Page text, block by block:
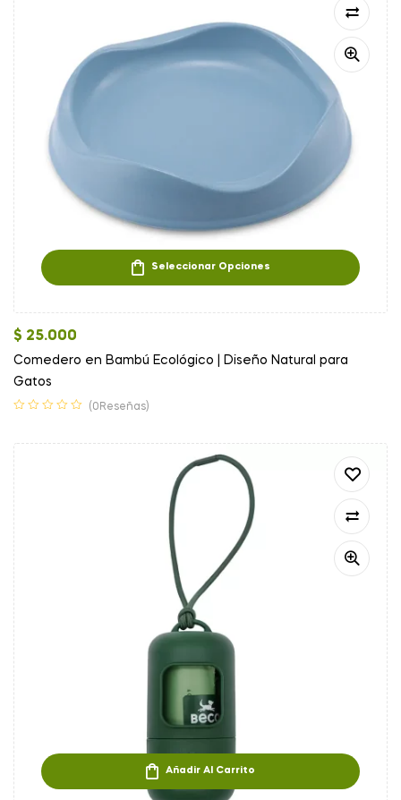
Seleccionar Opciones
$ 25.000
Comedero en Bambú Ecológico | Diseño Natural para
Gatos
(0Reseñas)
Añadir Al Carrito